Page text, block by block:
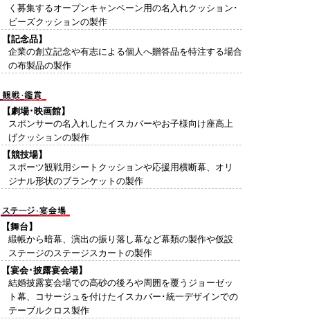
く募集するオープンキャンペーン用の名入れクッション･
ビーズクッションの製作
【記念品】
企業の創立記念や有志による個人へ贈答品を特注する場合
の布製品の製作
【劇場･映画館】
スポンサーの名入れしたイスカバーやお子様向け座高上
げクッションの製作
【競技場】
スポーツ観戦用シートクッションや応援用横断幕、オリ
ジナル形状のブランケットの製作
【舞台】
緞帳から暗幕、演出の振り落し幕など幕類の製作や仮設
ステージのステージスカートの製作
【宴会･披露宴会場】
結婚披露宴会場での高砂の後ろや周囲を覆うジョーゼッ
ト幕、コサージュを付けたイスカバー･統一デザインでの
テーブルクロス製作